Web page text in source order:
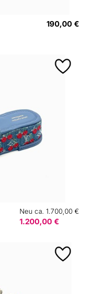
190,00 €
Neu ca. 1.700,00 €
1.200,00 €